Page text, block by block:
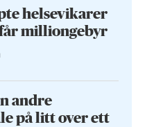
helse­vikarer
milliongebyr
andre
på litt over ett